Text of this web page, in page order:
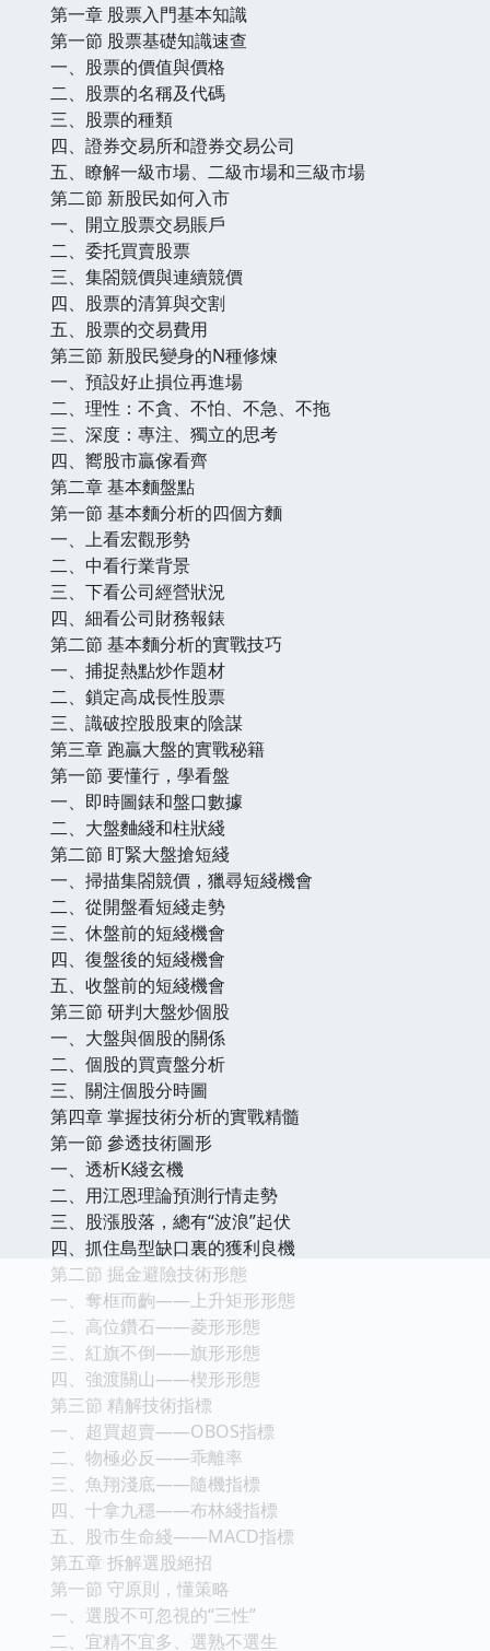
第一章 股票入門基本知識
第一節 股票基礎知識速查
一、股票的價值與價格
二、股票的名稱及代碼
三、股票的種類
四、證券交易所和證券交易公司
五、瞭解一級市場、二級市場和三級市場
第二節 新股民如何入市
一、開立股票交易賬戶
二、委托買賣股票
三、集閤競價與連續競價
四、股票的清算與交割
五、股票的交易費用
第三節 新股民變身的N種修煉
一、預設好止損位再進場
二、理性：不貪、不怕、不急、不拖
三、深度：專注、獨立的思考
四、嚮股市贏傢看齊
第二章 基本麵盤點
第一節 基本麵分析的四個方麵
一、上看宏觀形勢
二、中看行業背景
三、下看公司經營狀況
四、細看公司財務報錶
第二節 基本麵分析的實戰技巧
一、捕捉熱點炒作題材
二、鎖定高成長性股票
三、識破控股股東的陰謀
第三章 跑贏大盤的實戰秘籍
第一節 要懂行，學看盤
一、即時圖錶和盤口數據
二、大盤麯綫和柱狀綫
第二節 盯緊大盤搶短綫
一、掃描集閤競價，獵尋短綫機會
二、從開盤看短綫走勢
三、休盤前的短綫機會
四、復盤後的短綫機會
五、收盤前的短綫機會
第三節 研判大盤炒個股
一、大盤與個股的關係
二、個股的買賣盤分析
三、關注個股分時圖
第四章 掌握技術分析的實戰精髓
第一節 參透技術圖形
一、透析K綫玄機
二、用江恩理論預測行情走勢
三、股漲股落，總有“波浪”起伏
四、抓住島型缺口裏的獲利良機
第二節 掘金避險技術形態
一、奪框而齣——上升矩形形態
二、高位鑽石——菱形形態
三、紅旗不倒——旗形形態
四、強渡關山——楔形形態
第三節 精解技術指標
一、超買超賣——OBOS指標
二、物極必反——乖離率
三、魚翔淺底——隨機指標
四、十拿九穩——布林綫指標
五、股市生命綫——MACD指標
第五章 拆解選股絕招
第一節 守原則，懂策略
一、選股不可忽視的“三性”
二、宜精不宜多、選熟不選生